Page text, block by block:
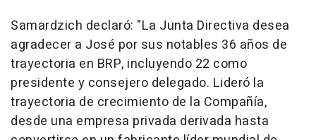
Samardzich declaró: "La Junta Directiva desea
agradecer a José por sus notables 36 años de
trayectoria en BRP, incluyendo 22 como
presidente y consejero delegado. Lideró la
trayectoria de crecimiento de la Compañía,
desde una empresa privada derivada hasta